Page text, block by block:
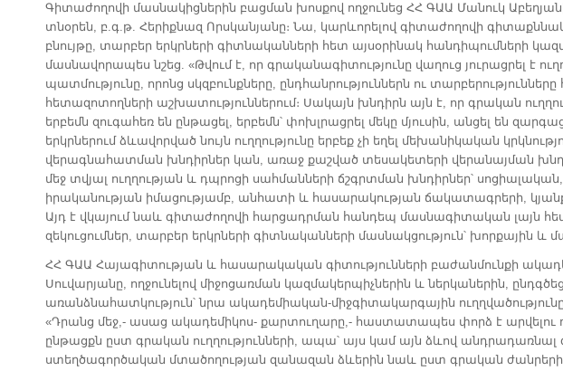
Գիտաժողովի մասնակիցներին բացման խոսքով ողջունեց ՀՀ ԳԱԱ Մանուկ
տնօրեն, բ.գ.թ. Հերիքնազ Որսկանյանը։ Նա, կարևորելով գիտաժողովի
բնույթը, տարբեր երկրների գիտնականների հետ այսօրինակ հանդիպումների
մասնավորապես նշեց. «Թվում է, որ գրականագիտությունը վաղուց յուրացրել է
պատմությունը, որոնց սկզբունքները, ընդհանրություններն ու
հետազոտողների աշխատություններում։ Սակայն խնդիրն այն է, որ գրական
երբեմն զուգահեռ են ընթացել, երբեմն՝ փոխլրացրել մեկը մյուսին, անցել են
երկրներում ձևավորված նույն ուղղությունը երբեք չի եղել մեխանիկական
վերագնահատման խնդիրներ կան, առաջ քաշված տեսակետերի վերանայման
մեջ տվյալ ուղղության և դպրոցի սահմանների ճշգրտման խնդիրներ՝
իրականության իմացությամբ, անհատի և հասարակության ճակատագրերի, կյանքի
Այդ է վկայում նաև գիտաժողովի հարցադրման հանդեպ մասնագիտական լայն
զեկուցումներ, տարբեր երկրների գիտնականների մասնակցություն՝ խորքային և
ՀՀ ԳԱԱ Հայագիտության և հասարակական գիտությունների բաժանմունքի
Սուվարյանը, ողջունելով միջոցառման կազմակերպիչներին և ներկաներին,
առանձնահատկություն՝ նրա ակադեմիական-միջգիտակարգային ուղղվածությունը,
«Դրանց մեջ,- ասաց ակադեմիկոս- քարտուղարը,- հաստատապես փորձ է
ընթացքն ըստ գրական ուղղությունների, ապա՝ այս կամ այն ձևով
ստեղծագործական մտածողության զանազան ձևերին նաև ըստ գրական